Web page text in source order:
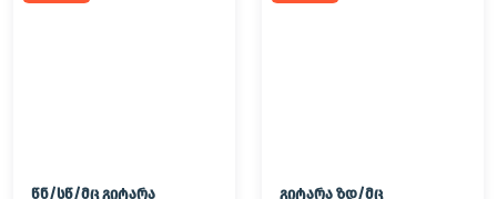
წნ/სწ/მც გიტარა გიტარა ზდ/მც